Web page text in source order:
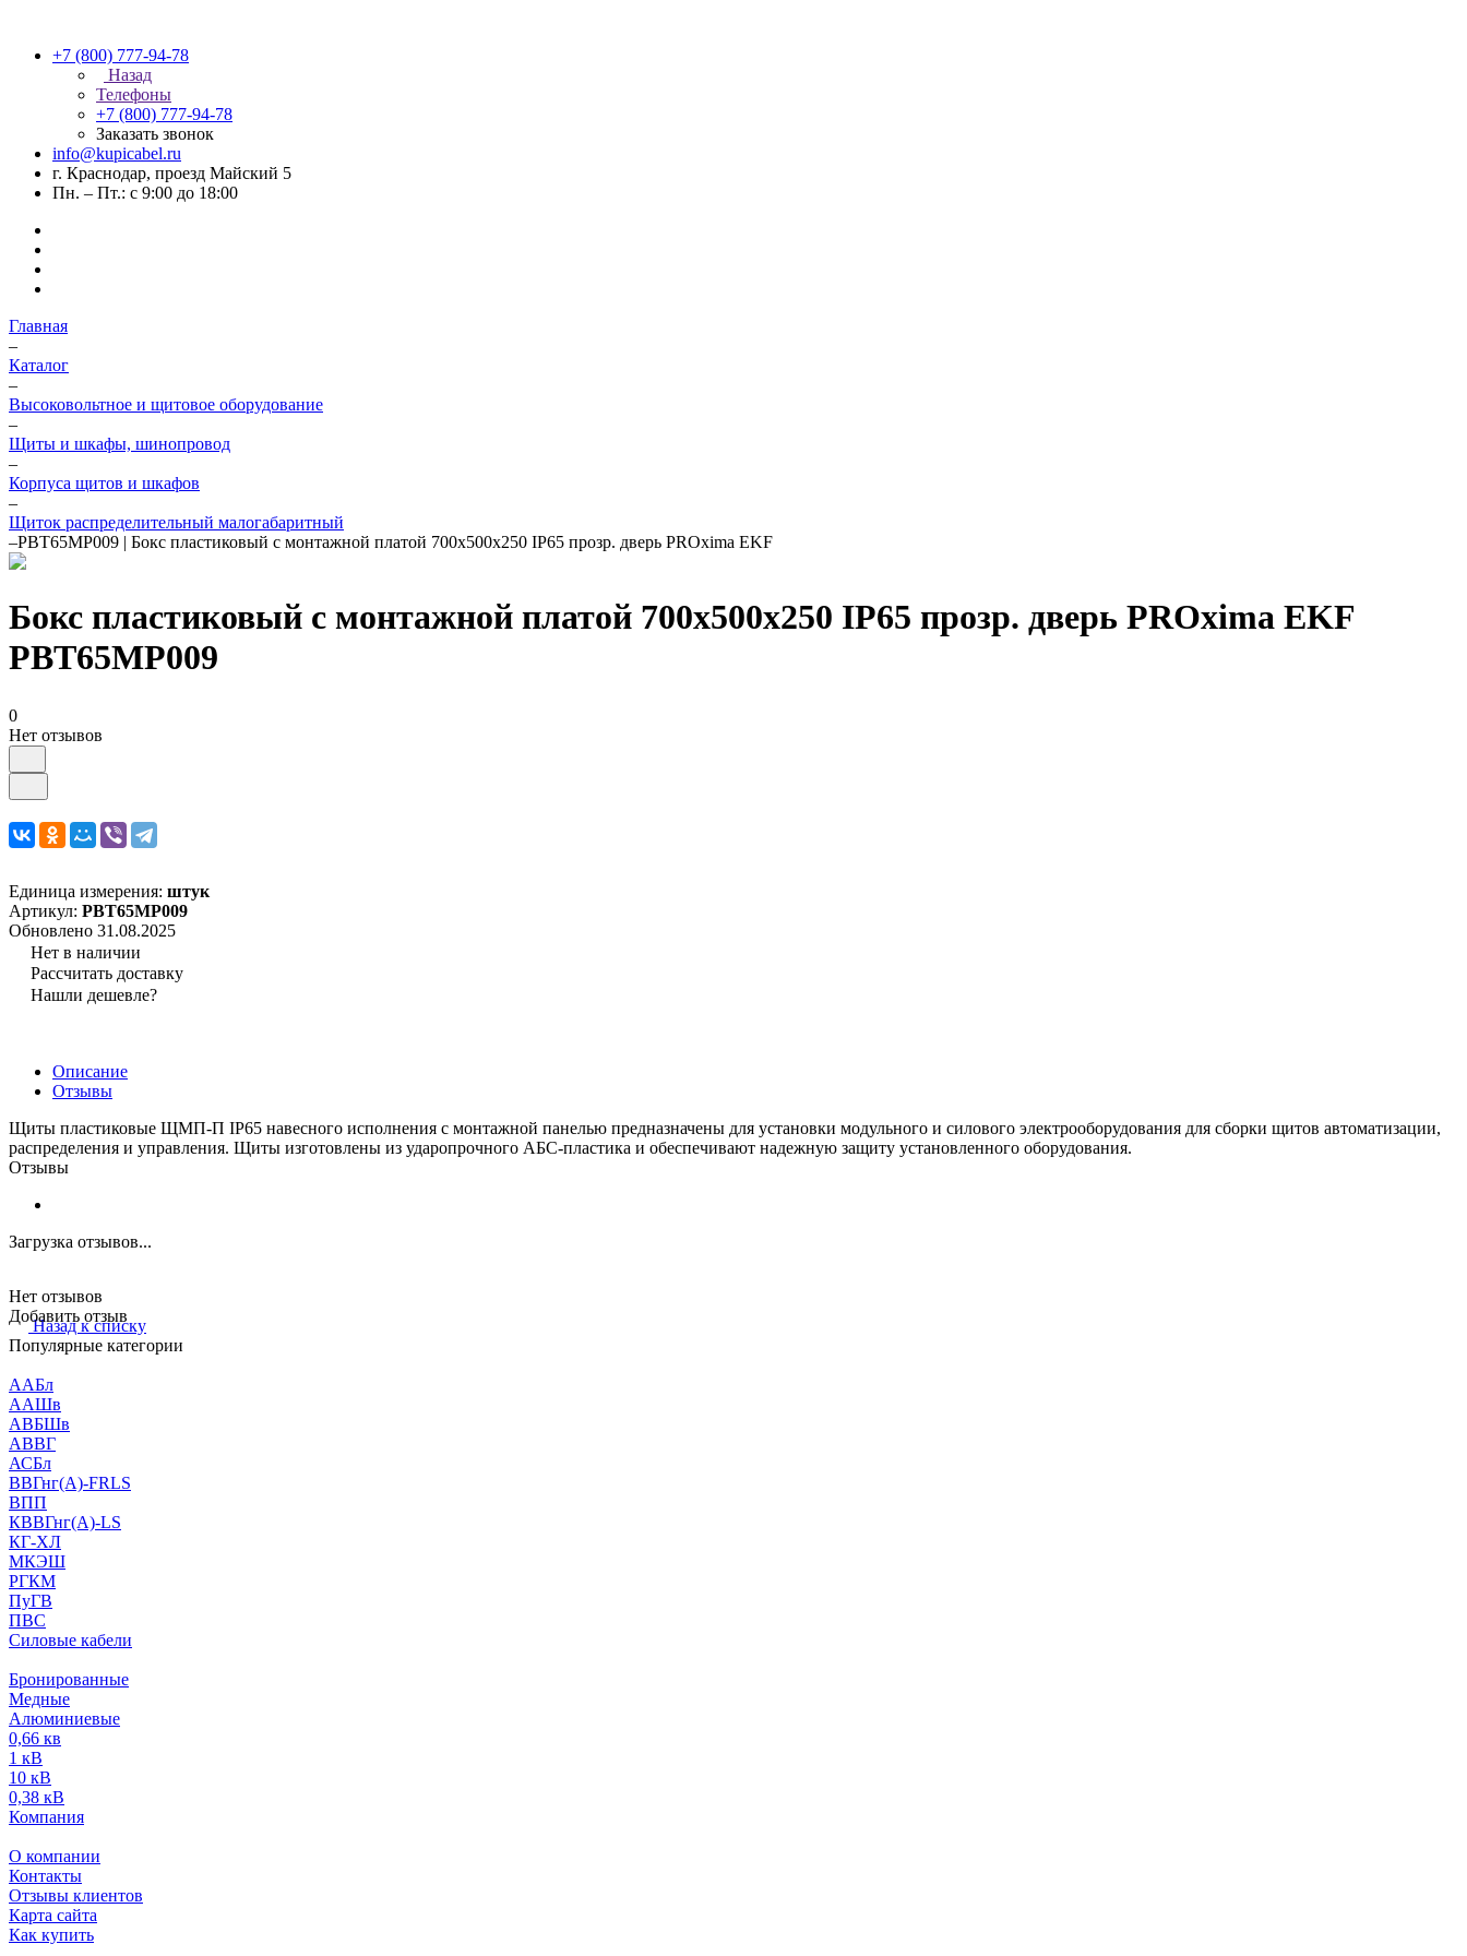
+7 (800) 777-94-78
Назад
Телефоны
+7 (800) 777-94-78
Заказать звонок
info@kupicabel.ru
г. Краснодар, проезд Майский 5
Пн. – Пт.: с 9:00 до 18:00
Главная
–
Каталог
–
Высоковольтное и щитовое оборудование
–
Щиты и шкафы, шинопровод
–
Корпуса щитов и шкафов
–
Щиток распределительный малогабаритный
–PBT65MP009 | Бокс пластиковый с монтажной платой 700х500х250 IP65 прозр. дверь PROxima EKF
Бокс пластиковый с монтажной платой 700х500х250 IP65 прозр. дверь PROxima EKF
PBT65MP009
0
Нет отзывов
Единица измерения: штук
Артикул: PBT65MP009
Обновлено 31.08.2025
Нет в наличии
Рассчитать доставку
Нашли дешевле?
Описание
Отзывы
Щиты пластиковые ЩМП-П IP65 навесного исполнения с монтажной панелью предназначены для установки модульного и силового электрооборудования для сборки щитов автоматизации,
распределения и управления. Щиты изготовлены из ударопрочного АБС-пластика и обеспечивают надежную защиту установленного оборудования.
Отзывы
Загрузка отзывов...
Нет отзывов
Добавить отзыв
Назад к списку
Популярные категории
ААБл
ААШв
АВБШв
АВВГ
АСБл
ВВГнг(А)-FRLS
ВПП
КВВГнг(А)-LS
КГ-ХЛ
МКЭШ
РГКМ
ПуГВ
ПВС
Силовые кабели
Бронированные
Медные
Алюминиевые
0,66 кв
1 кВ
10 кВ
0,38 кВ
Компания
О компании
Контакты
Отзывы клиентов
Карта сайта
Как купить